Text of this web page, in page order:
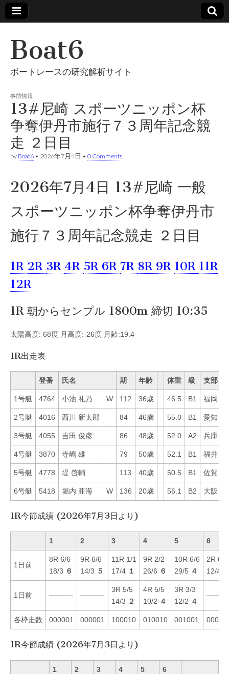
Boat6
ボートレースの研究解析サイト
事前情報
13#尼崎 スポーツニッポン杯
争奪伊丹市施行７３周年記念競
走 ２日目
by Boat6 • 2026年7月4日 • 0 Comments
2026年7月4日 13#尼崎 一般
スポーツニッポン杯争奪伊丹市
施行７３周年記念競走 ２日目
1R 2R 3R 4R 5R 6R 7R 8R 9R 10R 11R
12R
1R 朝からセンプル 1800m 締切 10:35
太陽高度: 68度 月高度:-26度 月齢:19.4
1R出走表
登番 氏名 期 年齢 体重 級 支部
1号艇 4764 小池 礼乃 W 112 36歳 46.5 B1 福岡
2号艇 4016 西川 新太郎 84 46歳 55.0 B1 愛知
3号艇 4055 吉田 俊彦 86 48歳 52.0 A2 兵庫
4号艇 3870 寺嶋 雄 79 50歳 52.1 B1 福井
5号艇 4778 堤 啓輔 113 40歳 50.5 B1 佐賀
6号艇 5418 堀内 亜海 W 136 20歳 56.1 B2 大阪
1R今節成績 (2026年7月3日より)
1 2 3 4 5 6
1日前
8R 6/6
18/3 ６
9R 6/6
14/3 ５
11R 1/1
17/4 １
9R 2/2
26/6 ６
10R 6/6
29/5 ４
2R 6/6
12/4
1日前 ———- ———-
3R 5/5
14/3 ２
4R 5/5
10/2 ４
3R 3/3
12/2 ４
各枠走数 000001 000001 100010 010010 001001
1R今節成績 (2026年7月3日より)
1 2 3 4 5 6